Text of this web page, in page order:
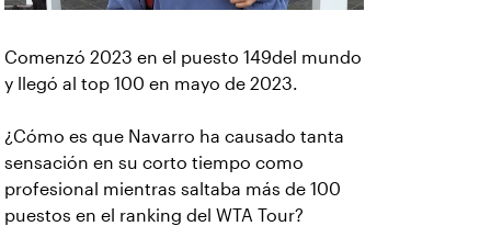
Comenzó 2023 en el puesto 149del mundo
y llegó al top 100 en mayo de 2023.
¿Cómo es que Navarro ha causado tanta
sensación en su corto tiempo como
profesional mientras saltaba más de 100
puestos en el ranking del WTA Tour?